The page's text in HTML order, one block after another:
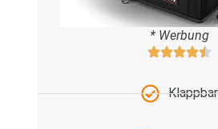
* Werbung
Klappbar